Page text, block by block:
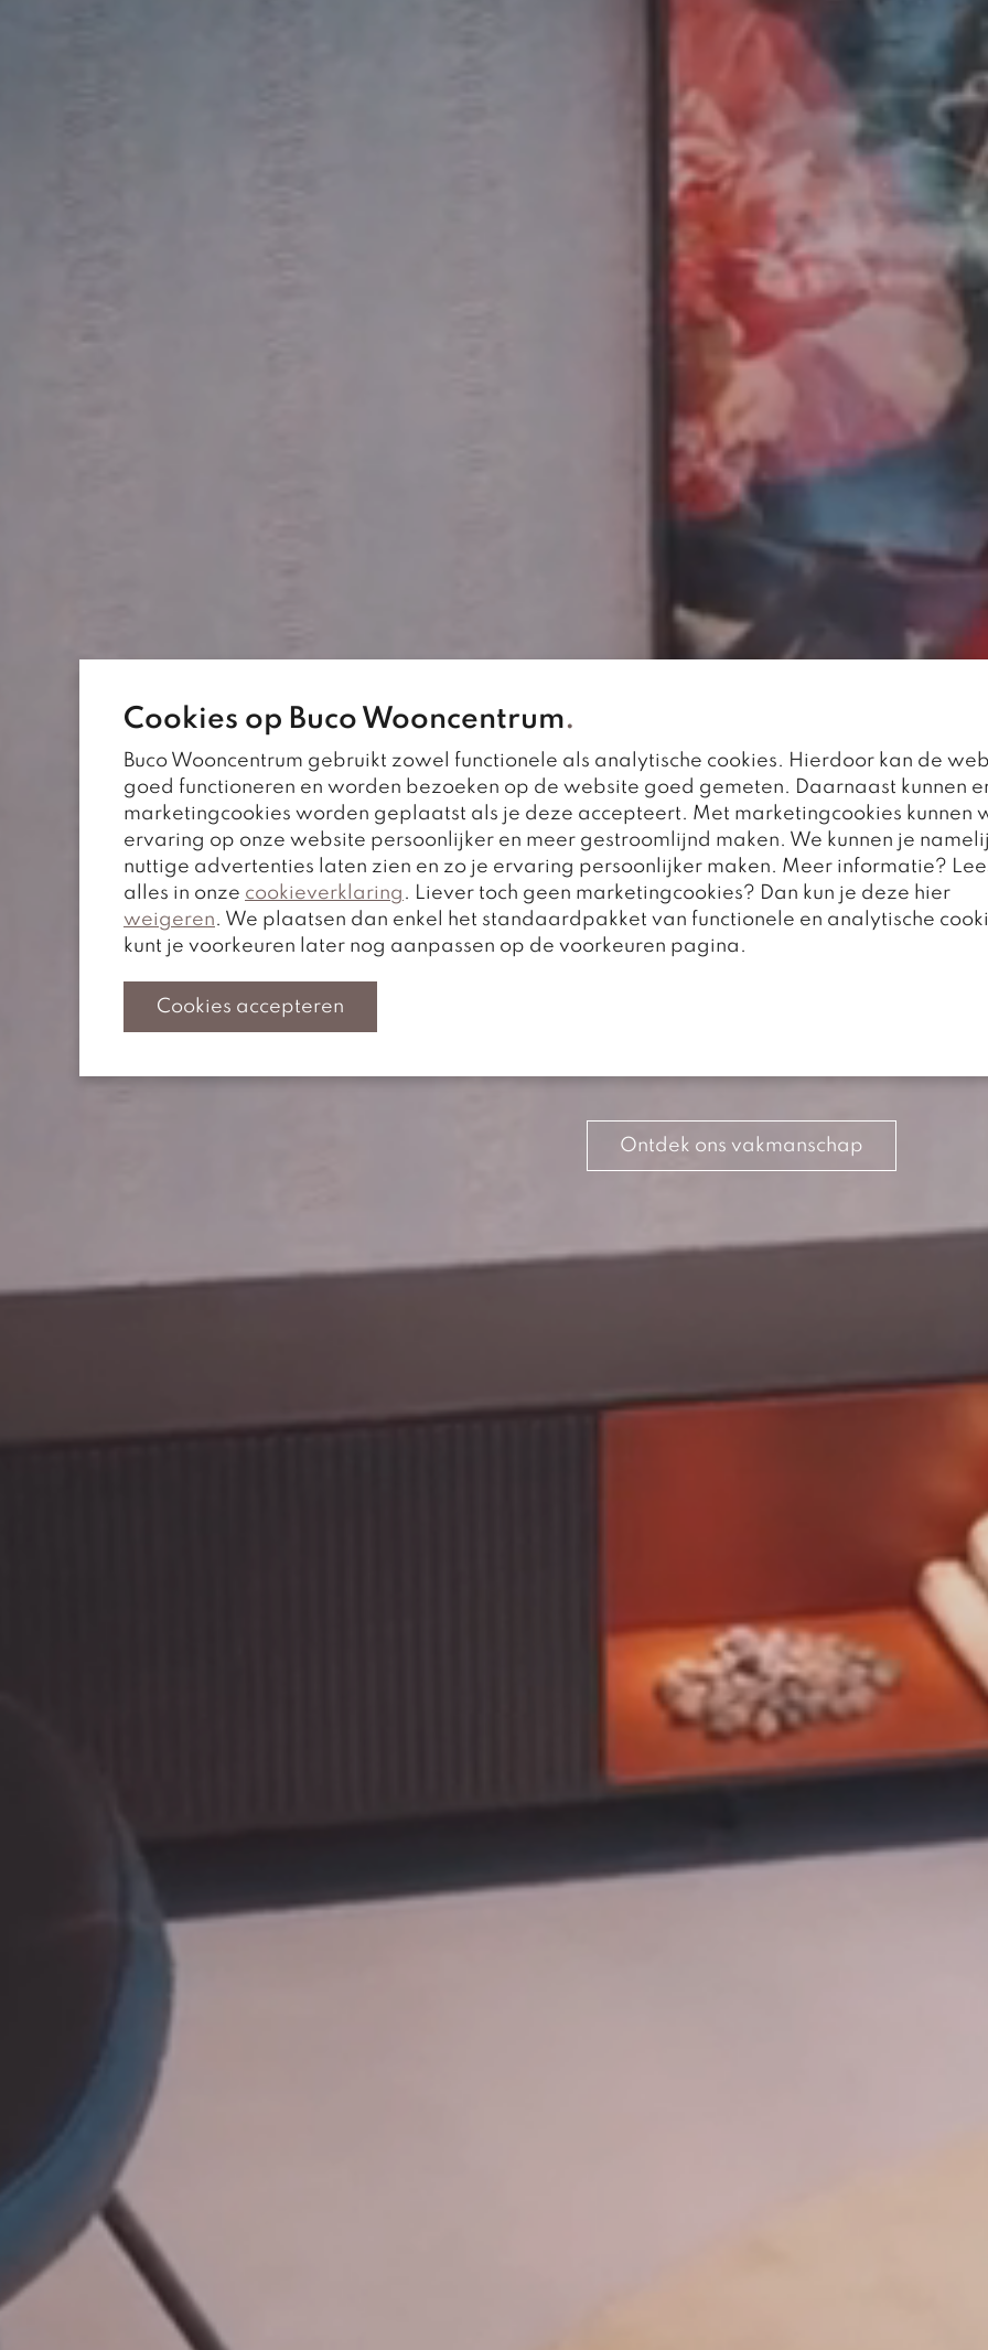
Een interieur dat écht bij je
Met persoonlijk advies, maatwerk en exclusieve collecties creëren we
Ontdek ons interieuradvies
Ontdek ons vakmanschap
Cookies op Buco Wooncentrum.
Buco Wooncentrum gebruikt zowel functionele als analytische cookies. Hierdoor kan de
goed functioneren en worden bezoeken op de website goed gemeten. Daarnaast kunnen
marketingcookies worden geplaatst als je deze accepteert. Met marketingcookies kunnen
ervaring op onze website persoonlijker en meer gestroomlijnd maken. We kunnen je
nuttige advertenties laten zien en zo je ervaring persoonlijker maken. Meer informatie?
alles in onze cookieverklaring . Liever toch geen marketingcookies? Dan kun je deze hier
weigeren. We plaatsen dan enkel het standaardpakket van functionele en analytische
kunt je voorkeuren later nog aanpassen op de voorkeuren pagina.
Cookies accepteren